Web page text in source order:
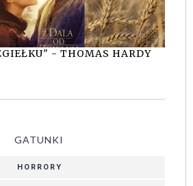
- THOMAS HARDY
GATUNKI
HORRORY